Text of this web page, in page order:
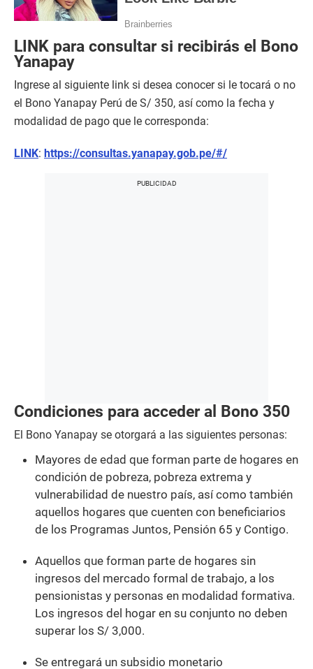
LINK para consultar si recibirás el Bono
Yanapay
Ingrese al siguiente link si desea conocer si le tocará o no
el Bono Yanapay Perú de S/ 350, así como la fecha y
modalidad de pago que le corresponda:
LINK: https://consultas.yanapay.gob.pe/#/
Condiciones para acceder al Bono 350
El Bono Yanapay se otorgará a las siguientes personas:
Mayores de edad que forman parte de hogares en
condición de pobreza, pobreza extrema y
vulnerabilidad de nuestro país, así como también
aquellos hogares que cuenten con beneficiarios
de los Programas Juntos, Pensión 65 y Contigo.
Aquellos que forman parte de hogares sin
ingresos del mercado formal de trabajo, a los
pensionistas y personas en modalidad formativa.
Los ingresos del hogar en su conjunto no deben
superar los S/ 3,000.
Se entregará un subsidio monetario